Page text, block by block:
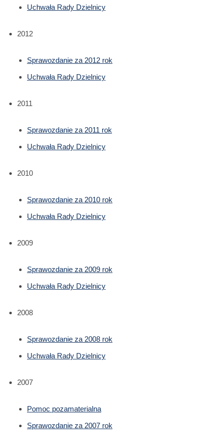
Uchwała Rady Dzielnicy
2012
Sprawozdanie za 2012 rok
Uchwała Rady Dzielnicy
2011
Sprawozdanie za 2011 rok
Uchwała Rady Dzielnicy
2010
Sprawozdanie za 2010 rok
Uchwała Rady Dzielnicy
2009
Sprawozdanie za 2009 rok
Uchwała Rady Dzielnicy
2008
Sprawozdanie za 2008 rok
Uchwała Rady Dzielnicy
2007
Pomoc pozamaterialna
Sprawozdanie za 2007 rok